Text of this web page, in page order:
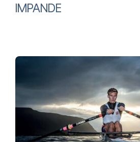
IMPANDE